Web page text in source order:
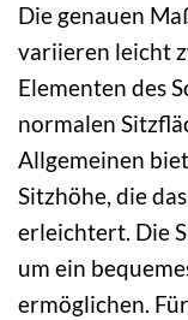
Die genauen
variieren leicht
Elementen des
normalen
Allgemeinen
Sitzhöhe, die
erleichtert. Die
um ein
ermöglichen.